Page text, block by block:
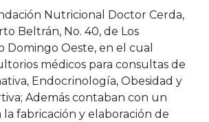
Nutricional Doctor Cerda,
Beltrán, No. 40, de Los
Domingo Oeste, en el cual
médicos para consultas de
Endocrinología, Obesidad y
Además contaban con un
la fabricación y elaboración de